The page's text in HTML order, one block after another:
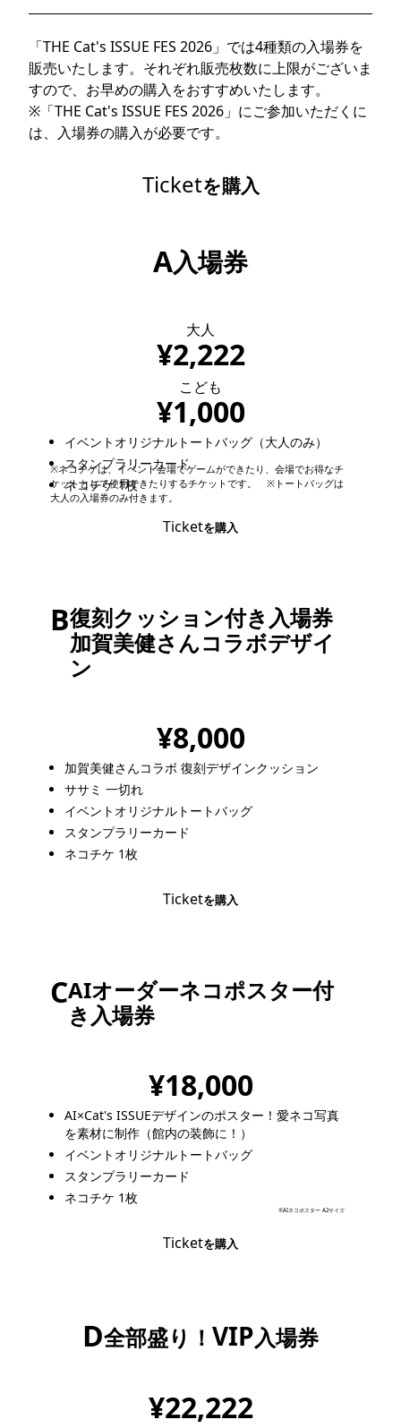
「THE Cat's ISSUE FES 2026」では4種類の入場券を
販売いたします。それぞれ販売枚数に上限がございま
すので、お早めの購入をおすすめいたします。
※「THE Cat's ISSUE FES 2026」にご参加いただくに
は、入場券の購入が必要です。
Ticketを購入
A入場券
大人
¥2,222
こども
¥1,000
イベントオリジナルトートバッグ（大人のみ）
スタンプラリーカード
ネコチケ 1枚
※ネコチケは、イベント会場でゲームができたり、会場でお得なチ
ケットとして使用できたりするチケットです。 ※トートバッグは
大人の入場券のみ付きます。
Ticketを購入
B復刻クッション付き入場券
加賀美健さんコラボデザイ
ン
¥8,000
加賀美健さんコラボ 復刻デザインクッション
ササミ 一切れ
イベントオリジナルトートバッグ
スタンプラリーカード
ネコチケ 1枚
Ticketを購入
CAIオーダーネコポスター付
き 入場券
¥18,000
AI×Cat's ISSUEデザインのポスター！ 愛ネコ写真
を素材に制作（館内の装飾に！）
イベントオリジナルトートバッグ
スタンプラリーカード
ネコチケ 1枚
※AIネコポスター A2サイズ
Ticketを購入
D全部盛り！ VIP入場券
¥22,222